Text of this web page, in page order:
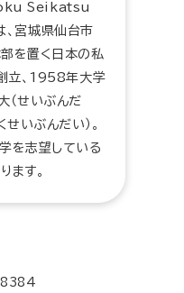
Seikatsu
宮城県仙台市
を置く日本の私
立、1958年大学
（せいぶんだ
せいぶんだい）。
を志望している
ます。
8384